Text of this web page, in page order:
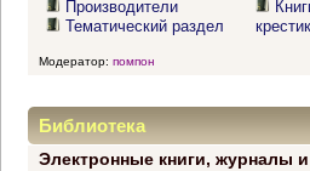
Производители
Тематический раздел
Модератор: помпон
Библиотека
Электронные книги, журналы